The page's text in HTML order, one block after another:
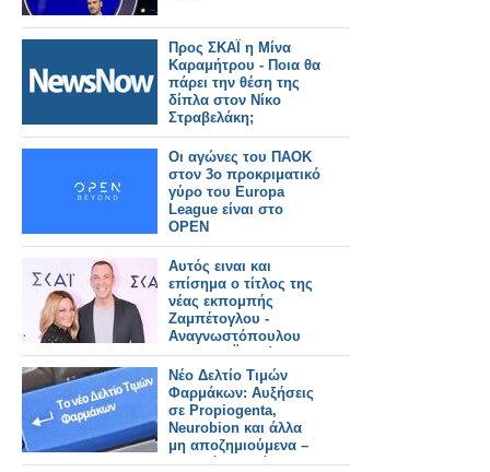
Προς ΣΚΑΪ η Μίνα
Καραμήτρου - Ποια θα
πάρει την θέση της
δίπλα στον Νίκο
Στραβελάκη;
Οι αγώνες του ΠΑΟΚ
στον 3ο προκριματικό
γύρο του Europa
League είναι στο
OPEN
Αυτός ειναι και
επίσημα ο τίτλος της
νέας εκπομπής
Ζαμπέτογλου -
Αναγνωστόπουλου
στον ΣΚΑΪ - Δείτε το
τρειλερ
Νέο Δελτίο Τιμών
Φαρμάκων: Αυξήσεις
σε Propiogenta,
Neurobion και άλλα
μη αποζημιούμενα –
Τι αλλάζει από